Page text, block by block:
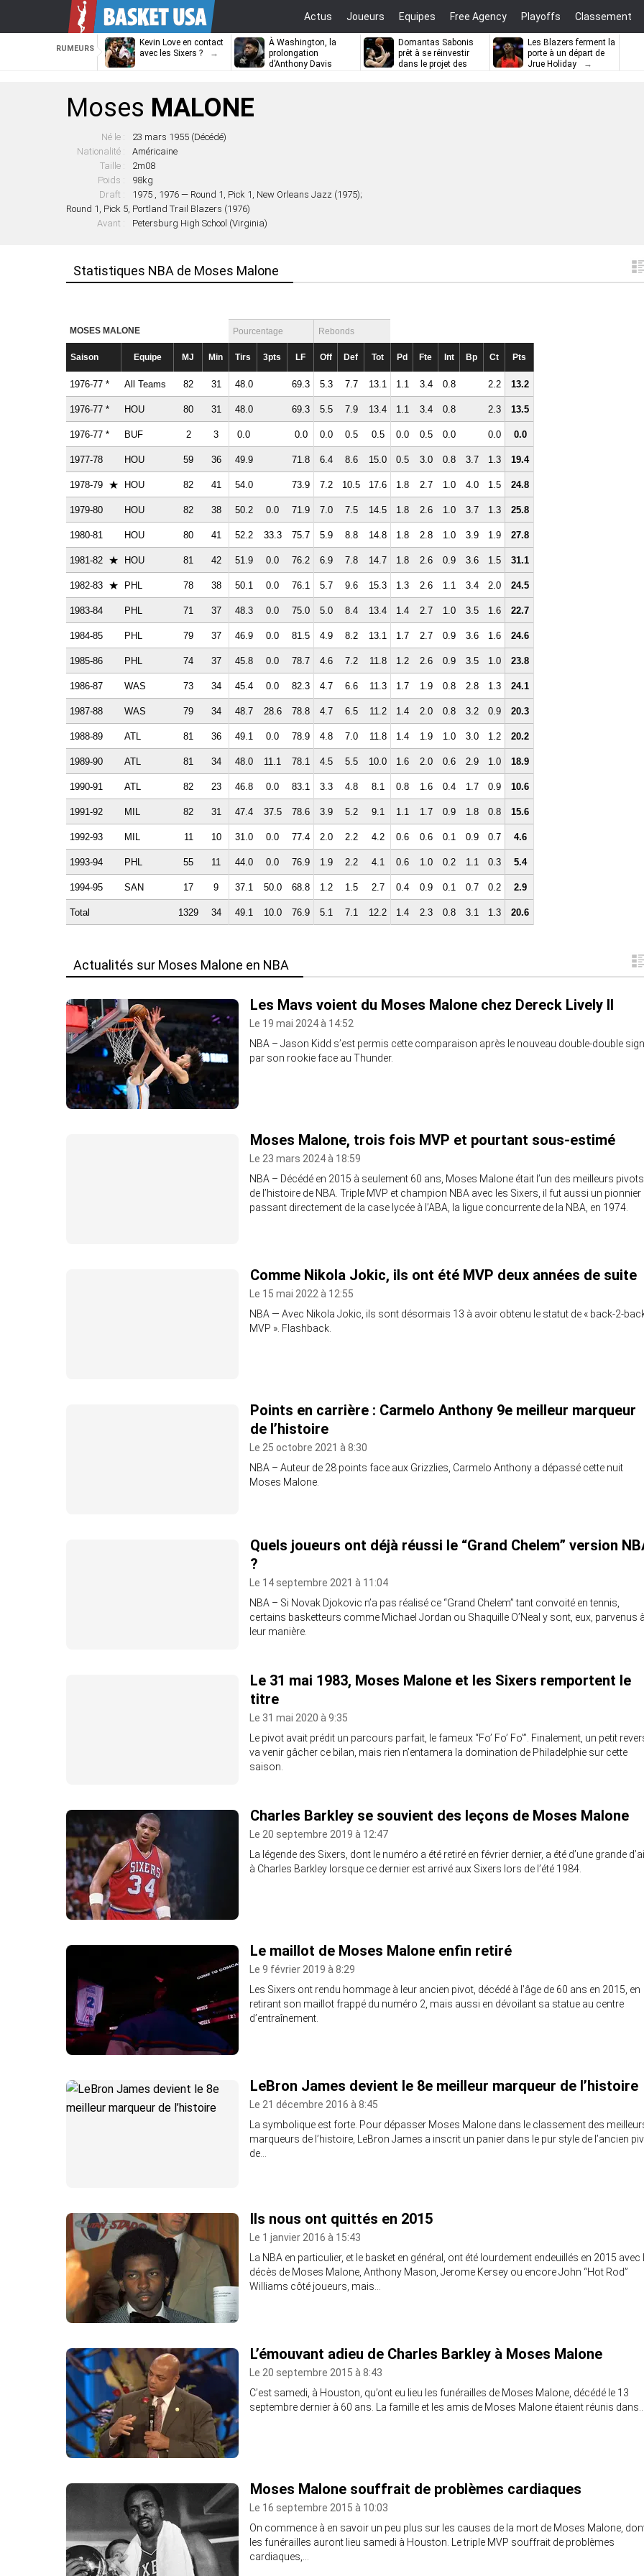
Actus Joueurs Equipes Free Agency Playoffs Classement
RUMEURS
Kevin Love en contact
avec les Sixers ?
À Washington, la
prolongation
d’Anthony Davis
Domantas Sabonis
prêt à se réinvestir
dans le projet des
Les Blazers ferment la
porte à un départ de
Jrue Holiday
Moses MALONE
Né le :
23 mars 1955 (Décédé)
Nationalité :
Américaine
Taille :
2m08
Poids :
98kg
Draft :
1975 , 1976 — Round 1, Pick 1, New Orleans Jazz (1975);
Round 1, Pick 5, Portland Trail Blazers (1976)
Avant :
Petersburg High School (Virginia)
Statistiques NBA de Moses Malone
MOSES MALONE Pourcentage Rebonds
Saison Equipe MJ Min Tirs 3pts LF Off Def Tot Pd Fte Int Bp Ct Pts
1976-77 * All Teams 82 31 48.0 69.3 5.3 7.7 13.1 1.1 3.4 0.8 2.2 13.2
1976-77 * HOU 80 31 48.0 69.3 5.5 7.9 13.4 1.1 3.4 0.8 2.3 13.5
1976-77 * BUF 2 3 0.0 0.0 0.0 0.5 0.5 0.0 0.5 0.0 0.0 0.0
1977-78 HOU 59 36 49.9 71.8 6.4 8.6 15.0 0.5 3.0 0.8 3.7 1.3 19.4
1978-79 ★ HOU 82 41 54.0 73.9 7.2 10.5 17.6 1.8 2.7 1.0 4.0 1.5 24.8
1979-80 HOU 82 38 50.2 0.0 71.9 7.0 7.5 14.5 1.8 2.6 1.0 3.7 1.3 25.8
1980-81 HOU 80 41 52.2 33.3 75.7 5.9 8.8 14.8 1.8 2.8 1.0 3.9 1.9 27.8
1981-82 ★ HOU 81 42 51.9 0.0 76.2 6.9 7.8 14.7 1.8 2.6 0.9 3.6 1.5 31.1
1982-83 ★ PHL 78 38 50.1 0.0 76.1 5.7 9.6 15.3 1.3 2.6 1.1 3.4 2.0 24.5
1983-84 PHL 71 37 48.3 0.0 75.0 5.0 8.4 13.4 1.4 2.7 1.0 3.5 1.6 22.7
1984-85 PHL 79 37 46.9 0.0 81.5 4.9 8.2 13.1 1.7 2.7 0.9 3.6 1.6 24.6
1985-86 PHL 74 37 45.8 0.0 78.7 4.6 7.2 11.8 1.2 2.6 0.9 3.5 1.0 23.8
1986-87 WAS 73 34 45.4 0.0 82.3 4.7 6.6 11.3 1.7 1.9 0.8 2.8 1.3 24.1
1987-88 WAS 79 34 48.7 28.6 78.8 4.7 6.5 11.2 1.4 2.0 0.8 3.2 0.9 20.3
1988-89 ATL 81 36 49.1 0.0 78.9 4.8 7.0 11.8 1.4 1.9 1.0 3.0 1.2 20.2
1989-90 ATL 81 34 48.0 11.1 78.1 4.5 5.5 10.0 1.6 2.0 0.6 2.9 1.0 18.9
1990-91 ATL 82 23 46.8 0.0 83.1 3.3 4.8 8.1 0.8 1.6 0.4 1.7 0.9 10.6
1991-92 MIL 82 31 47.4 37.5 78.6 3.9 5.2 9.1 1.1 1.7 0.9 1.8 0.8 15.6
1992-93 MIL 11 10 31.0 0.0 77.4 2.0 2.2 4.2 0.6 0.6 0.1 0.9 0.7 4.6
1993-94 PHL 55 11 44.0 0.0 76.9 1.9 2.2 4.1 0.6 1.0 0.2 1.1 0.3 5.4
1994-95 SAN 17 9 37.1 50.0 68.8 1.2 1.5 2.7 0.4 0.9 0.1 0.7 0.2 2.9
Total 1329 34 49.1 10.0 76.9 5.1 7.1 12.2 1.4 2.3 0.8 3.1 1.3 20.6
Actualités sur Moses Malone en NBA
Les Mavs voient du Moses Malone chez Dereck Lively II
Le 19 mai 2024 à 14:52
NBA – Jason Kidd s’est permis cette comparaison après le nouveau double-double
par son rookie face au Thunder.
Moses Malone, trois fois MVP et pourtant sous-estimé
Le 23 mars 2024 à 18:59
NBA – Décédé en 2015 à seulement 60 ans, Moses Malone était l’un des meilleurs pivots
de l’histoire de NBA. Triple MVP et champion NBA avec les Sixers, il fut aussi un pionnier
passant directement de la case lycée à l’ABA, la ligue concurrente de la NBA, en 1974.
Comme Nikola Jokic, ils ont été MVP deux années de suite
Le 15 mai 2022 à 12:55
NBA — Avec Nikola Jokic, ils sont désormais 13 à avoir obtenu le statut de « back-2-
MVP ». Flashback.
Points en carrière : Carmelo Anthony 9e meilleur marqueur
de l’histoire
Le 25 octobre 2021 à 8:30
NBA – Auteur de 28 points face aux Grizzlies, Carmelo Anthony a dépassé cette nuit
Moses Malone.
Quels joueurs ont déjà réussi le “Grand Chelem” version
?
Le 14 septembre 2021 à 11:04
NBA – Si Novak Djokovic n’a pas réalisé ce “Grand Chelem” tant convoité en tennis,
certains basketteurs comme Michael Jordan ou Shaquille O’Neal y sont, eux, parvenus
leur manière.
Le 31 mai 1983, Moses Malone et les Sixers remportent le
titre
Le 31 mai 2020 à 9:35
Le pivot avait prédit un parcours parfait, le fameux “Fo’ Fo’ Fo'”. Finalement, un petit
va venir gâcher ce bilan, mais rien n’entamera la domination de Philadelphie sur cette
saison.
Charles Barkley se souvient des leçons de Moses Malone
Le 20 septembre 2019 à 12:47
La légende des Sixers, dont le numéro a été retiré en février dernier, a été d’une grande
à Charles Barkley lorsque ce dernier est arrivé aux Sixers lors de l’été 1984.
Le maillot de Moses Malone enfin retiré
Le 9 février 2019 à 8:29
Les Sixers ont rendu hommage à leur ancien pivot, décédé à l’âge de 60 ans en 2015, en
retirant son maillot frappé du numéro 2, mais aussi en dévoilant sa statue au centre
d’entraînement.
LeBron James devient le 8e meilleur marqueur de l’histoire
Le 21 décembre 2016 à 8:45
La symbolique est forte. Pour dépasser Moses Malone dans le classement des
marqueurs de l’histoire, LeBron James a inscrit un panier dans le pur style de l’ancien
de…
Ils nous ont quittés en 2015
Le 1 janvier 2016 à 15:43
La NBA en particulier, et le basket en général, ont été lourdement endeuillés en 2015 avec
décès de Moses Malone, Anthony Mason, Jerome Kersey ou encore John “Hot Rod”
Williams côté joueurs, mais…
L’émouvant adieu de Charles Barkley à Moses Malone
Le 20 septembre 2015 à 8:43
C’est samedi, à Houston, qu’ont eu lieu les funérailles de Moses Malone, décédé le 13
septembre dernier à 60 ans. La famille et les amis de Moses Malone étaient réunis
Moses Malone souffrait de problèmes cardiaques
Le 16 septembre 2015 à 10:03
On commence à en savoir un peu plus sur les causes de la mort de Moses Malone,
les funérailles auront lieu samedi à Houston. Le triple MVP souffrait de problèmes
cardiaques,…